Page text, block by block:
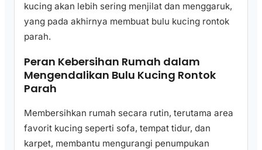
kucing akan lebih sering menjilat dan menggaruk,
yang pada akhirnya membuat bulu kucing rontok
parah.
Peran Kebersihan Rumah dalam
Mengendalikan Bulu Kucing Rontok
Parah
Membersihkan rumah secara rutin, terutama area
favorit kucing seperti sofa, tempat tidur, dan
karpet, membantu mengurangi penumpukan